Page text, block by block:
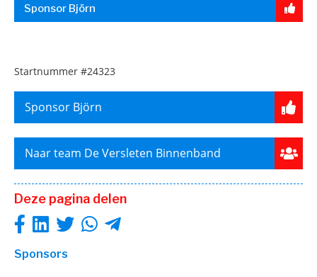
Sponsor Björn
Startnummer #24323
Sponsor Björn
Naar team De Versleten Binnenband
Deze pagina delen
Sponsors